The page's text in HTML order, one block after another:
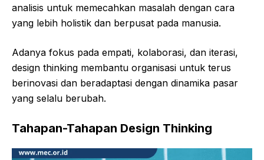
analisis untuk memecahkan masalah dengan cara
yang lebih holistik dan berpusat pada manusia.
Adanya fokus pada empati, kolaborasi, dan iterasi,
design thinking membantu organisasi untuk terus
berinovasi dan beradaptasi dengan dinamika pasar
yang selalu berubah.
Tahapan-Tahapan Design Thinking